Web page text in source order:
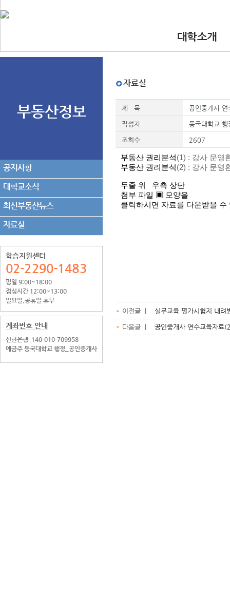
대학소개
•인사말
부동산정보
공지사항
대학교소식
최신부동산뉴스
자료실
학습지원센터
02-2290-1483
평일 9:00~18:00
점심시간 12:00~13:00
일요일.공휴일 휴무
계좌번호 안내
신한은행 140-010-709958
예금주 동국대학교 행정_공인중개사
자료실
제 목 공인중개사
작성자 동국대학교 행
조회수 2607
부동산 권리분석(1) : 강사 문영
부동산 권리분석(2) : 강사 문영
두줄 위 우측 상단
첨부 파일 ▣ 모양을
클릭하시면 자료를 다운받을
이전글 | 실무교육 평가시험지 내려
다음글 | 공인중개사 연수교육자료